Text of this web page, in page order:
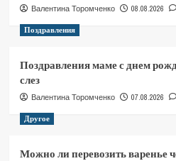
Валентина Торомченко 08.08.2026
Поздравления
Поздравления маме с днем
слез
Валентина Торомченко 07.08.2026
Другое
Можно ли перевозить варенье